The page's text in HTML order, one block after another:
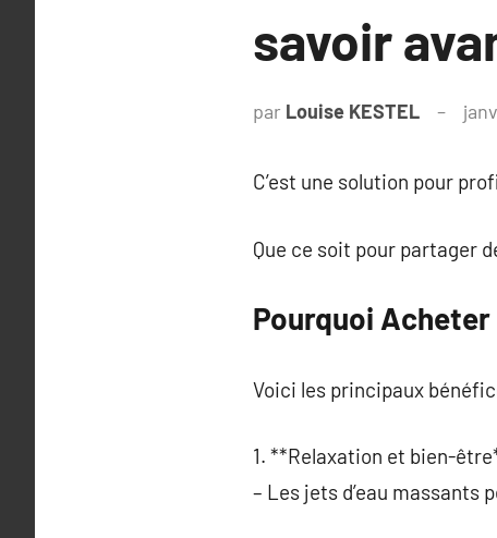
savoir
par Louise KESTEL
C’est une solution pour
Que ce soit pour partager
Pourquoi Acheter
Voici les principaux
1. **Relaxation et bien-
– Les jets d’eau